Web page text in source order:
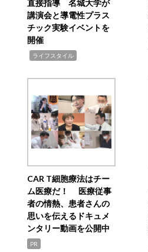
直接指導 名城大学が
講演会と導電性プラス
チック実験イベントを
開催
ライフスタイル
CAR T細胞療法はチー
ム医療だ！ 医療従事
者の情熱、患者さんの
思いを伝えるドキュメ
ンタリー動画を公開中
PR